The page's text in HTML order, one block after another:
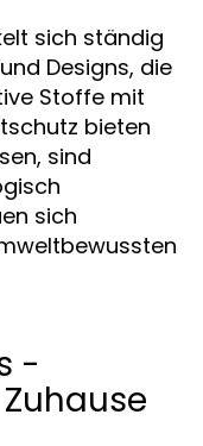
sich ständig
Designs, die
Stoffe mit
bieten
sind
sich
-